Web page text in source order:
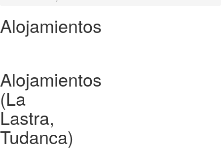
Alojamientos
Alojamientos
(La
Lastra,
Tudanca)